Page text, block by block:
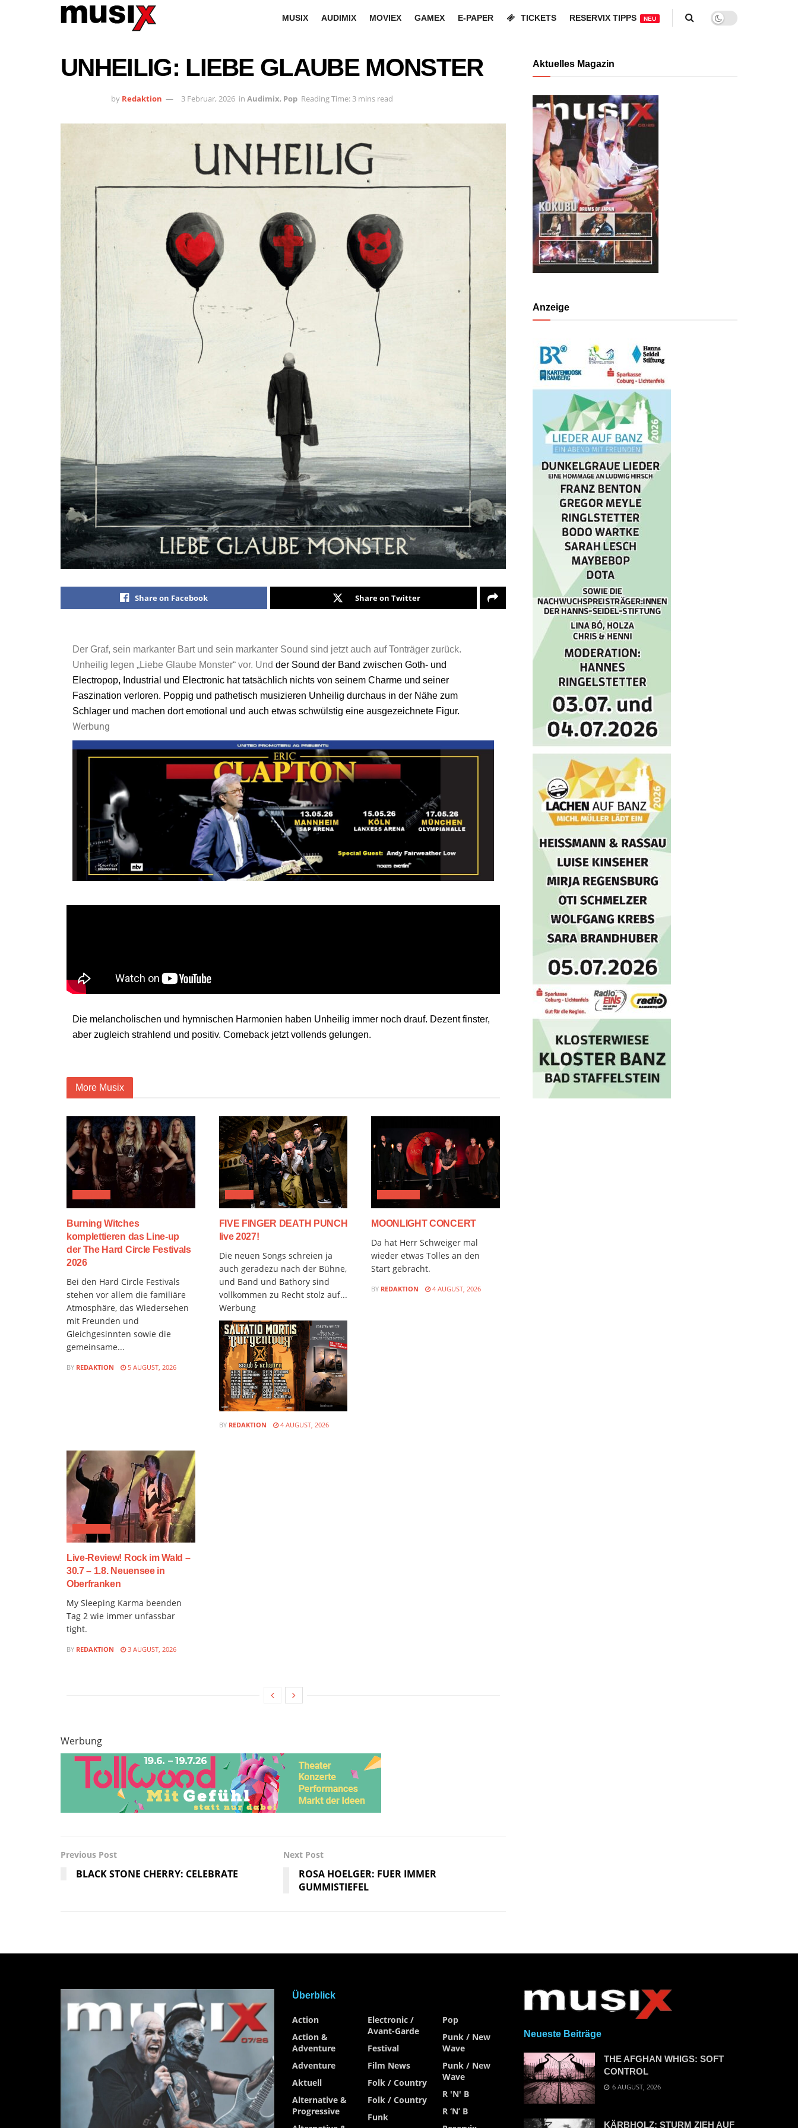
MUSIX AUDIMIX MOVIEX GAMEX E-PAPER TICKETS RESERVIX TIPPS NEU
UNHEILIG: LIEBE GLAUBE MONSTER
by Redaktion 3 Februar, 2026 in Audimix, Pop Reading Time: 3 mins read
Share on Facebook Share on Twitter
Der Graf, sein markanter Bart und sein markanter Sound sind jetzt auch auf Tonträger zurück.
Unheilig legen „Liebe Glaube Monster“ vor. Und der Sound der Band zwischen Goth- und
Electropop, Industrial und Electronic hat tatsächlich nichts von seinem Charme und seiner
Faszination verloren. Poppig und pathetisch musizieren Unheilig durchaus in der Nähe zum
Schlager und machen dort emotional und auch etwas schwülstig eine ausgezeichnete Figur.
Werbung
Die melancholischen und hymnischen Harmonien haben Unheilig immer noch drauf. Dezent finster,
aber zugleich strahlend und positiv. Comeback jetzt vollends gelungen.
More Musix
Burning Witches
komplettieren das Line-up
der The Hard Circle Festivals
2026
Bei den Hard Circle Festivals
stehen vor allem die familiäre
Atmosphäre, das Wiedersehen
mit Freunden und
Gleichgesinnten sowie die
gemeinsame...
BY REDAKTION 5 AUGUST, 2026
FIVE FINGER DEATH PUNCH
live 2027!
Die neuen Songs schreien ja
auch geradezu nach der Bühne,
und Band und Bathory sind
vollkommen zu Recht stolz auf...
Werbung
BY REDAKTION 4 AUGUST, 2026
MOONLIGHT CONCERT
Da hat Herr Schweiger mal
wieder etwas Tolles an den
Start gebracht.
BY REDAKTION 4 AUGUST, 2026
Live-Review! Rock im Wald –
30.7 – 1.8. Neuensee in
Oberfranken
My Sleeping Karma beenden
Tag 2 wie immer unfassbar
tight.
BY REDAKTION 3 AUGUST, 2026
Werbung
Previous Post
BLACK STONE CHERRY: CELEBRATE
Next Post
ROSA HOELGER: FUER IMMER
GUMMISTIEFEL
Aktuelles Magazin
Anzeige
Überblick
Action
Action &
Adventure
Adventure
Aktuell
Alternative &
Progressive
Electronic /
Avant-Garde
Festival
Film News
Folk / Country
Folk / Country
Funk
Pop
Punk / New
Wave
Punk / New
Wave
R 'n' B
R ‘n’ B
Neueste Beiträge
THE AFGHAN WHIGS: SOFT
CONTROL
6 AUGUST, 2026
KÄRBHOLZ: STURM ZIEH AUF